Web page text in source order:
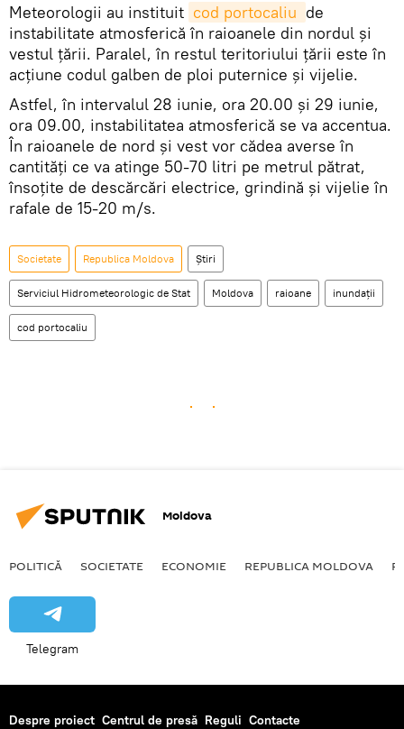
Meteorologii au instituit cod portocaliu de
instabilitate atmosferică în raioanele din nordul şi
vestul ţării. Paralel, în restul teritoriului ţării este în
acţiune codul galben de ploi puternice şi vijelie.
Astfel, în intervalul 28 iunie, ora 20.00 şi 29 iunie,
ora 09.00, instabilitatea atmosferică se va accentua.
În raioanele de nord și vest vor cădea averse în
cantități ce va atinge 50-70 litri pe metrul pătrat,
însoțite de descărcări electrice, grindină și vijelie în
rafale de 15-20 m/s.
Societate Republica Moldova Știri
Serviciul Hidrometeorologic de Stat Moldova raioane inundaţii
cod portocaliu
Moldova
POLITICĂ SOCIETATE ECONOMIE REPUBLICA MOLDOVA
Telegram
Despre proiect Centrul de presă Reguli Contacte